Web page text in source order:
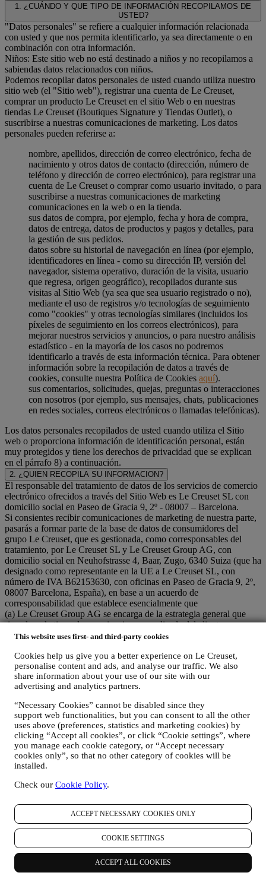
This website uses first- and third-party cookies
Cookies help us give you a better experience on Le Creuset,
personalise content and ads, and analyse our traffic. We also
share information about your use of our site with our
advertising and analytics partners.
“Necessary Cookies” cannot be disabled since they
support web functionalities, but you can consent to all the other
uses above (preferences, statistics and marketing cookies) by
clicking “Accept all cookies”, or click “Cookie settings”, where
you manage each cookie category, or “Accept necessary
cookies only”, so that no other category of cookies will be
installed.
Check our Cookie Policy.
ACCEPT NECESSARY COOKIES ONLY
COOKIE SETTINGS
ACCEPT ALL COOKIES
1. ¿CUÁNDO Y QUE TIPO DE INFORMACIÓN RECOPILAMOS DE
USTED?
"Datos personales" se refiere a cualquier información relacionada
con usted y que nos permita identificarlo, ya sea directamente o en
combinación con otra información.
Niños: Este sitio web no está destinado a niños y no recopilamos a
sabiendas datos relacionados con niños.
Podemos recopilar datos personales de usted cuando utiliza nuestro
sitio web (el "Sitio web"), registrar una cuenta de Le Creuset,
comprar un producto Le Creuset en el sitio Web o en nuestras
tiendas Le Creuset (Boutiques Signature y Tiendas Outlet), o
suscribirse a nuestras comunicaciones de marketing. Los datos
personales pueden referirse a:
nombre, apellidos, dirección de correo electrónico, fecha de
nacimiento y otros datos de contacto (dirección, número de
teléfono y dirección de correo electrónico), para registrar una
cuenta de Le Creuset o comprar como usuario invitado, o para
suscribirse a nuestras comunicaciones de marketing
comunicaciones en la web o en la tienda.
sus datos de compra, por ejemplo, fecha y hora de compra,
datos de entrega, datos de productos y pagos y detalles, para
la gestión de sus pedidos.
datos sobre su historial de navegación en línea (por ejemplo,
identificadores en línea - como su dirección IP, versión del
navegador, sistema operativo, duración de la visita, usuario
que regresa, origen geográfico), recopilados durante sus
visitas al Sitio Web (ya sea que sea usuario registrado o no),
mediante el uso de registros y/o tecnologías de seguimiento
como "cookies" y otras tecnologías similares (incluidos los
píxeles de seguimiento en los correos electrónicos), para
mejorar nuestros servicios y anuncios, o para nuestro análisis
estadístico - en la mayoría de los casos no podremos
identificarlo a través de esta información técnica. Para obtener
información sobre la recopilación de datos a través de
cookies, consulte nuestra Política de Cookies aquí).
sus comentarios, solicitudes, quejas, preguntas o interacciones
con nosotros (por ejemplo, sus mensajes, chats, publicaciones
en redes sociales, correos electrónicos o llamadas telefónicas).
Los datos personales recopilados de usted cuando utiliza el Sitio
web o proporciona información de identificación personal, están
muy protegidos y tiene los derechos de privacidad que se explican
en el párrafo 8) a continuación.
2. ¿QUIEN RECOPILA SU INFORMACION?
El responsable del tratamiento de datos de los servicios de comercio
electrónico ofrecidos a través del Sitio Web es Le Creuset SL con
domicilio social en Paseo de Gracia 9, 2º - 08007 – Barcelona.
Si consientes recibir comunicaciones de marketing de nuestra parte,
pasarás a formar parte de la base de datos de consumidores del
grupo Le Creuset, que es gestionada, como corresponsables del
tratamiento, por Le Creuset SL y Le Creuset Group AG, con
domicilio social en Neuhofstrasse 4, Baar, Zugo, 6340 Suiza (que ha
designado como representante en la UE a Le Creuset SL, con
número de IVA B62153630, con oficinas en Paseo de Gracia 9, 2º,
08007 Barcelona, España), en base a un acuerdo de
corresponsabilidad que establece esencialmente que
(a) Le Creuset Group AG se encarga de la estrategia general que
rige el marketing y la experiencia personalizada del cliente;
(b) las entidades locales de Le Creuset se benefician e implementan
comunicaciones/iniciativas de marketing a nivel local (dentro de un
país específico);
(c) ambos corresponsables están obligados a atender las solicitudes
de derechos de los interesados.
3. ¿POR QUÉ RECOPILAMOS ESTA INFORMACIÓN?
Podemos procesar sus datos para los siguientes fines:
PARA NUESTRAS OBLIGACIONES LEGALES Es
posible que tengamos que procesar algunos datos sobre usted
para cumplir con nuestras obligaciones legales y otras
obligaciones derivadas de las instrucciones recibidas de las
PARA CREAR UNA CUENTA LE CREUSET
que le dará acceso a una serie de ventajas dedicadas a los
usuarios registrados, para disfrutar mejor de nuestros
servicios, tales como un pago más rápido, guardar múltiples
direcciones de envío, ver y realizar un seguimiento de
pedidos. Cualquier actividad de procesamiento es necesaria
para permitirnos proporcionarle estos servicios como titular de
una cuenta de Le Creuset.